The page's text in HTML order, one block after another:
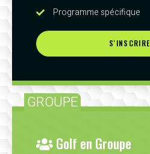
Programme spécifique
S'INSCRIRE
GROUPE
Golf en Groupe